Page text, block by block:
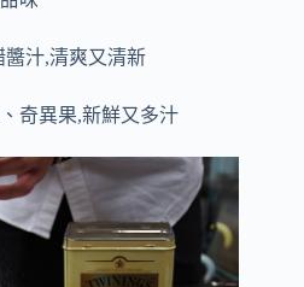
汁,清爽又清新
奇異果,新鮮又多汁